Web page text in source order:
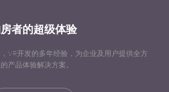
者的超级体验
VR开发的多年经验，为企业及用户提供全方
产品体验解决方案。